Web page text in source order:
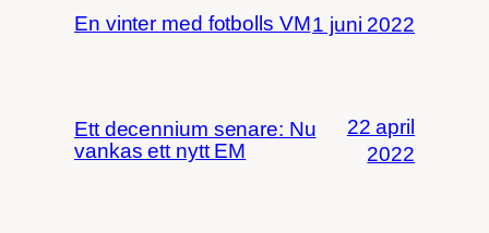
En vinter med fotbolls VM1 juni 2022
Ett decennium senare: Nu
vankas ett nytt EM
22 april
2022